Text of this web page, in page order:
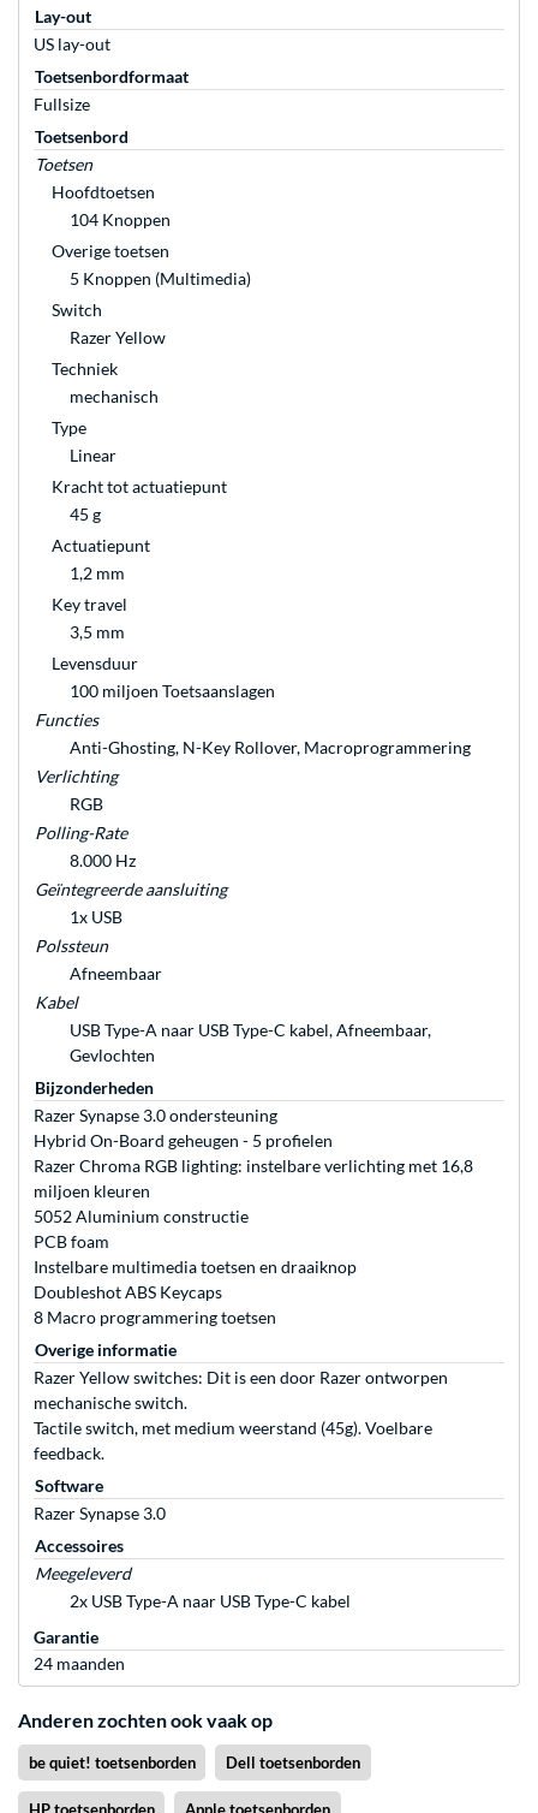
Lay-out
US lay-out
Toetsenbordformaat
Fullsize
Toetsenbord
Toetsen
Hoofdtoetsen
104 Knoppen
Overige toetsen
5 Knoppen (Multimedia)
Switch
Razer Yellow
Techniek
mechanisch
Type
Linear
Kracht tot actuatiepunt
45 g
Actuatiepunt
1,2 mm
Key travel
3,5 mm
Levensduur
100 miljoen Toetsaanslagen
Functies
Anti-Ghosting, N-Key Rollover, Macroprogrammering
Verlichting
RGB
Polling-Rate
8.000 Hz
Geïntegreerde aansluiting
1x USB
Polssteun
Afneembaar
Kabel
USB Type-A naar USB Type-C kabel, Afneembaar,
Gevlochten
Bijzonderheden
Razer Synapse 3.0 ondersteuning
Hybrid On-Board geheugen - 5 profielen
Razer Chroma RGB lighting: instelbare verlichting met 16,8
miljoen kleuren
5052 Aluminium constructie
PCB foam
Instelbare multimedia toetsen en draaiknop
Doubleshot ABS Keycaps
8 Macro programmering toetsen
Overige informatie
Razer Yellow switches: Dit is een door Razer ontworpen
mechanische switch.
Tactile switch, met medium weerstand (45g). Voelbare
feedback.
Software
Razer Synapse 3.0
Accessoires
Meegeleverd
2x USB Type-A naar USB Type-C kabel
Garantie
24 maanden
Anderen zochten ook vaak op
be quiet! toetsenborden Dell toetsenborden